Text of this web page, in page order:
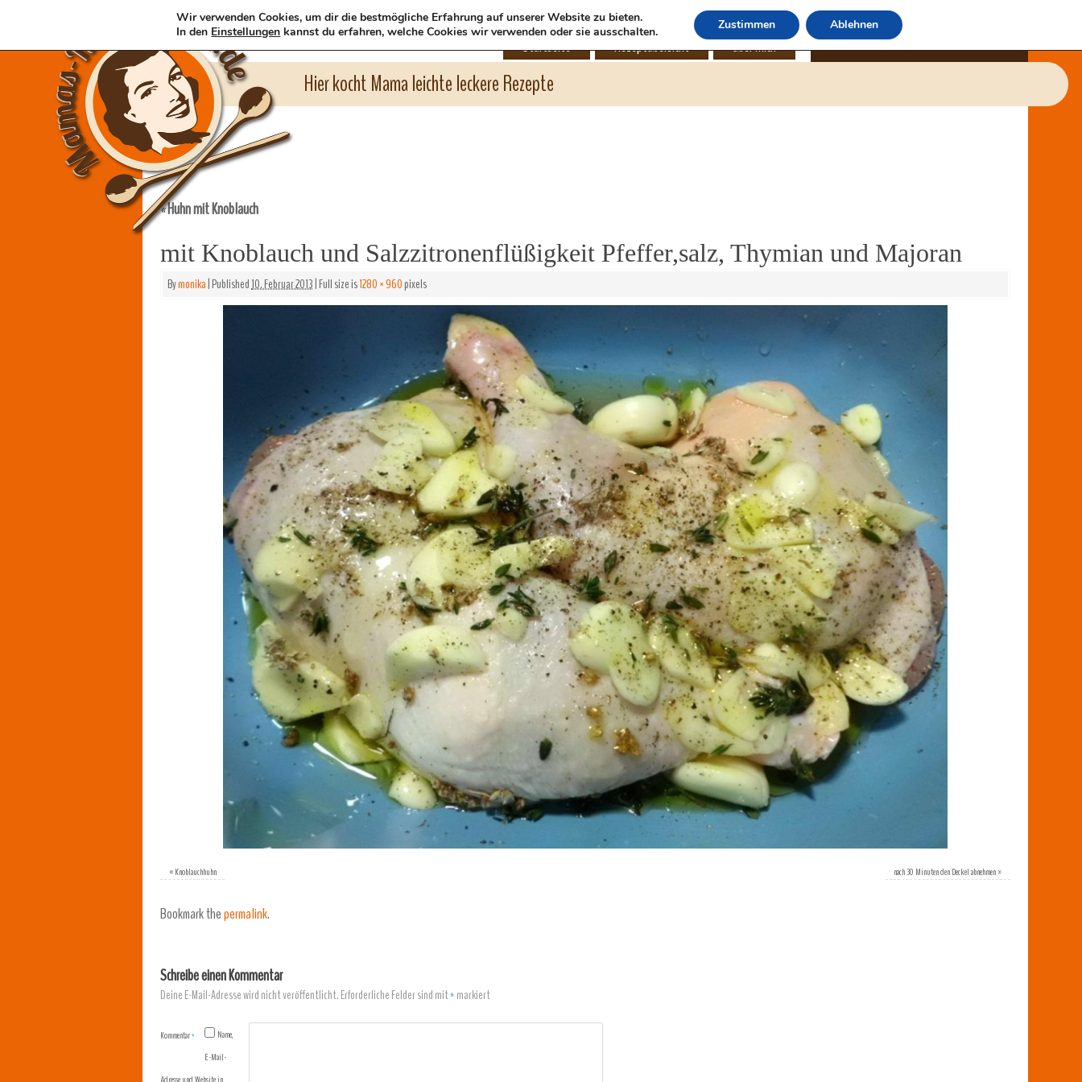
Hier kocht Mama leichte leckere Rezepte
Startseite Rezeptübersicht über mich
«Huhn mit Knoblauch
mit Knoblauch und Salzzitronenflüßigkeit Pfeffer,salz, Thymian und Majoran
Bymonika|Published10. Februar 2013|Full size is1280 × 960pixels
«Knoblauchhuhn nach 30 Minuten den Deckel abnehmen»
Bookmark thepermalink.
Schreibe einen Kommentar
Deine E-Mail-Adresse wird nicht veröffentlicht.Erforderliche Felder sind mit*markiert
Kommentar*
Name,
E-Mail-
Wir verwenden Cookies, um dir die bestmögliche Erfahrung auf unserer Website zu bieten.
In den Einstellungen kannst du erfahren, welche Cookies wir verwenden oder sie ausschalten. Zustimmen Ablehnen